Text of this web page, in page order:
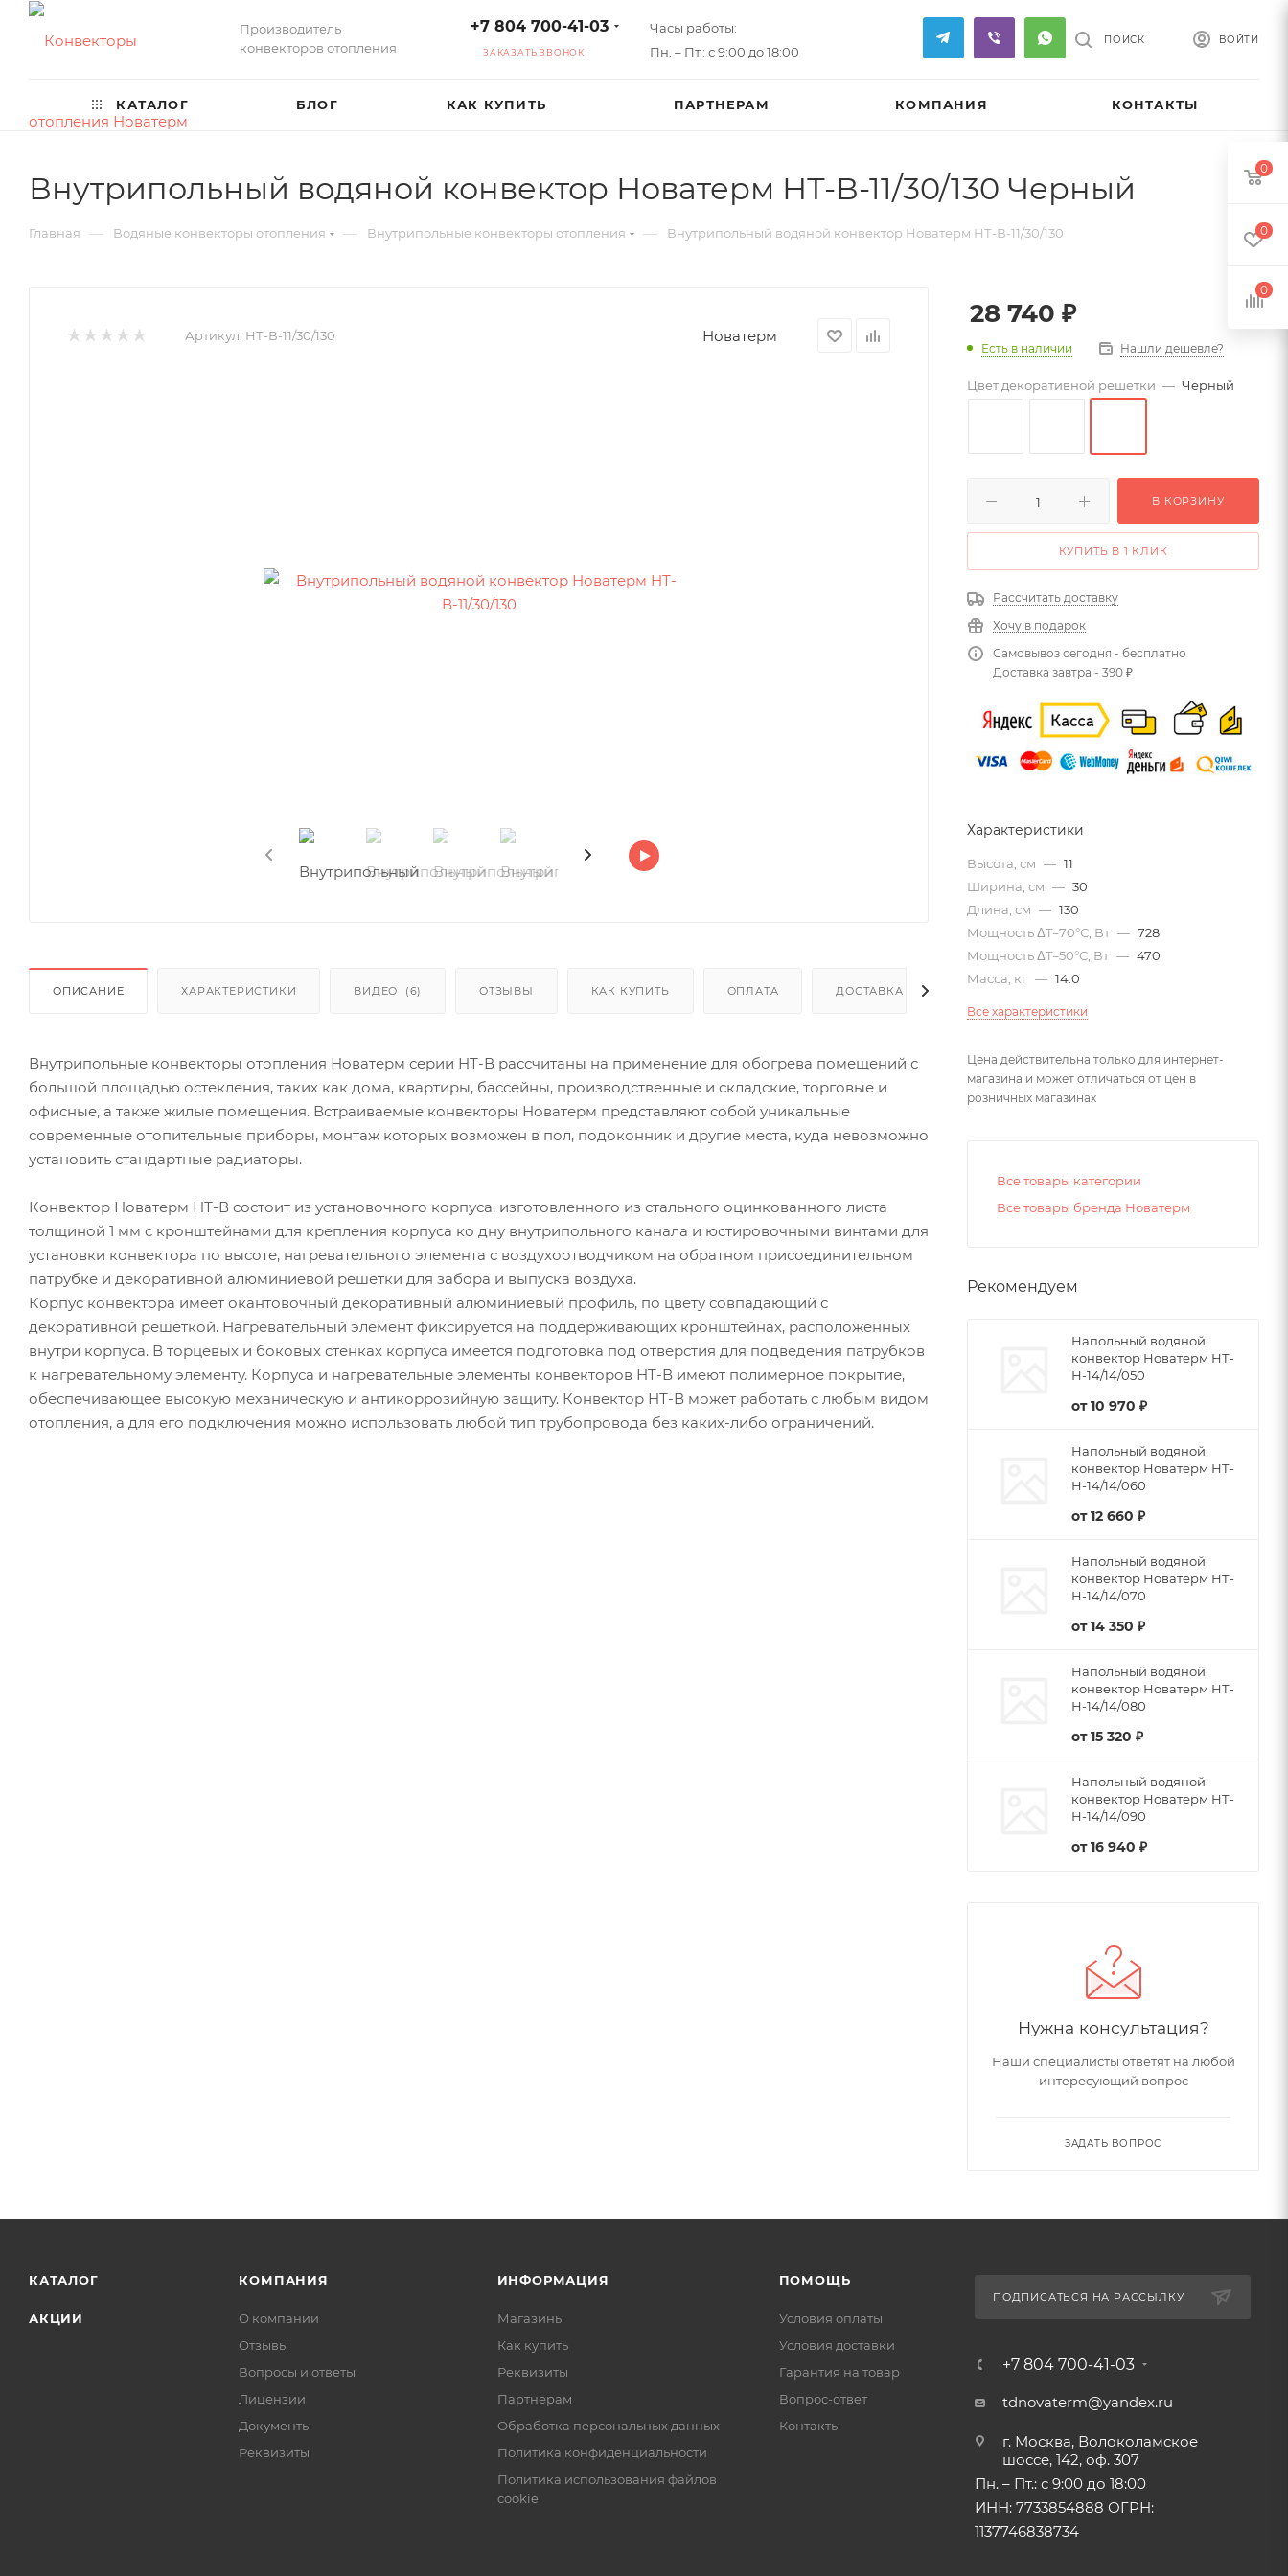
Производитель
конвекторов отопления
+7 804 700-41-03
ЗАКАЗАТЬ ЗВОНОК
Часы работы:
Пн. – Пт.: с 9:00 до 18:00
ВОЙТИ
ПОИСК
КАТАЛОГ БЛОГ КАК КУПИТЬ ПАРТНЕРАМ КОМПАНИЯ КОНТАКТЫ
Внутрипольный водяной конвектор Новатерм НТ-В-11/30/130 Черный
Главная — Водяные конвекторы отопления — Внутрипольные конвекторы отопления — Внутрипольный водяной конвектор Новатерм НТ-В-11/30/130
Артикул: НТ-В-11/30/130 Новатерм
ОПИСАНИЕ ХАРАКТЕРИСТИКИ ВИДЕО (6) ОТЗЫВЫ КАК КУПИТЬ ОПЛАТА ДОСТАВКА
Внутрипольные конвекторы отопления Новатерм серии НТ-В рассчитаны на применение для обогрева помещений с
большой площадью остекления, таких как дома, квартиры, бассейны, производственные и складские, торговые и
офисные, а также жилые помещения. Встраиваемые конвекторы Новатерм представляют собой уникальные
современные отопительные приборы, монтаж которых возможен в пол, подоконник и другие места, куда невозможно
установить стандартные радиаторы.
Конвектор Новатерм НТ-В состоит из установочного корпуса, изготовленного из стального оцинкованного листа
толщиной 1 мм с кронштейнами для крепления корпуса ко дну внутрипольного канала и юстировочными винтами для
установки конвектора по высоте, нагревательного элемента с воздухоотводчиком на обратном присоединительном
патрубке и декоративной алюминиевой решетки для забора и выпуска воздуха.
Корпус конвектора имеет окантовочный декоративный алюминиевый профиль, по цвету совпадающий с
декоративной решеткой. Нагревательный элемент фиксируется на поддерживающих кронштейнах, расположенных
внутри корпуса. В торцевых и боковых стенках корпуса имеется подготовка под отверстия для подведения патрубков
к нагревательному элементу. Корпуса и нагревательные элементы конвекторов НТ-В имеют полимерное покрытие,
обеспечивающее высокую механическую и антикоррозийную защиту. Конвектор НТ-В может работать с любым видом
отопления, а для его подключения можно использовать любой тип трубопровода без каких-либо ограничений.
28 740 ₽
Есть в наличии Нашли дешевле?
Цвет декоративной решетки — Черный
В КОРЗИНУ
КУПИТЬ В 1 КЛИК
Рассчитать доставку
Хочу в подарок
Самовывоз сегодня - бесплатно
Доставка завтра - 390 ₽
Характеристики
Высота, см — 11
Ширина, см — 30
Длина, см — 130
Мощность ΔT=70°С, Вт — 728
Мощность ΔT=50°С, Вт — 470
Масса, кг — 14.0
Все характеристики
Цена действительна только для интернет-
магазина и может отличаться от цен в
розничных магазинах
Все товары категории
Все товары бренда Новатерм
Рекомендуем
Напольный водяной
конвектор Новатерм НТ-
Н-14/14/050
от10 970 ₽
Напольный водяной
конвектор Новатерм НТ-
Н-14/14/060
от12 660 ₽
Напольный водяной
конвектор Новатерм НТ-
Н-14/14/070
от14 350 ₽
Напольный водяной
конвектор Новатерм НТ-
Н-14/14/080
от15 320 ₽
Напольный водяной
конвектор Новатерм НТ-
Н-14/14/090
от16 940 ₽
Нужна консультация?
Наши специалисты ответят на любой
интересующий вопрос
ЗАДАТЬ ВОПРОС
КАТАЛОГ
АКЦИИ
КОМПАНИЯ
О компании
Отзывы
Вопросы и ответы
Лицензии
Документы
Реквизиты
ИНФОРМАЦИЯ
Магазины
Как купить
Реквизиты
Партнерам
Обработка персональных данных
Политика конфиденциальности
Политика использования файлов
cookie
ПОМОЩЬ
Условия оплаты
Условия доставки
Гарантия на товар
Вопрос-ответ
Контакты
ПОДПИСАТЬСЯ НА РАССЫЛКУ
+7 804 700-41-03
tdnovaterm@yandex.ru
г. Москва, Волоколамское
шоссе, 142, оф. 307
Пн. – Пт.: с 9:00 до 18:00
ИНН: 7733854888 ОГРН:
1137746838734
0
0
0